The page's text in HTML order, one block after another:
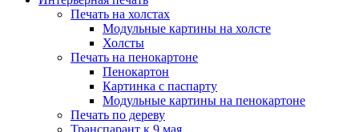
Печать на холстах
Модульные картины на холсте
Холсты
Печать на пенокартоне
Пенокартон
Картинка с паспарту
Модульные картины на пенокартоне
Печать по дереву
Транспарант к 9 мая